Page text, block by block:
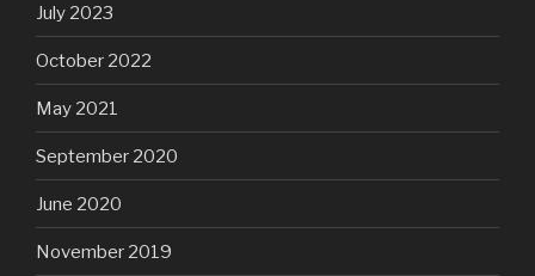
July 2023
October 2022
May 2021
September 2020
June 2020
November 2019